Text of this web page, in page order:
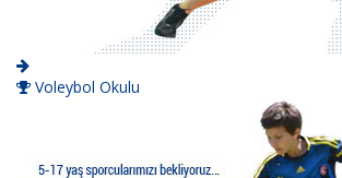
Voleybol Okulu